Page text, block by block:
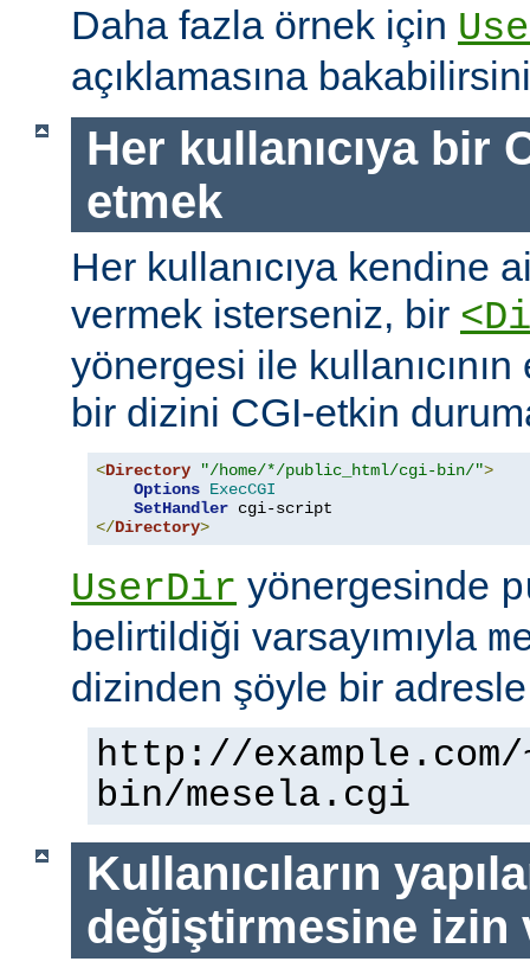
Daha fazla örnek için
açıklamasına
Her kullanıcıya bir
etmek
Her kullanıcıya kendine
vermek isterseniz, bir
yönergesi ile
bir dizini CGI-etkin
<Directory "/home/*/public_html/cgi-bin/">
Options ExecCGI
SetHandler
</Directory>
UserDir yönergesinde
belirtildiği varsayımıyla
dizinden şöyle bir
http://
bin/mesela.cgi
Kullanıcıların
değiştirmesine izin